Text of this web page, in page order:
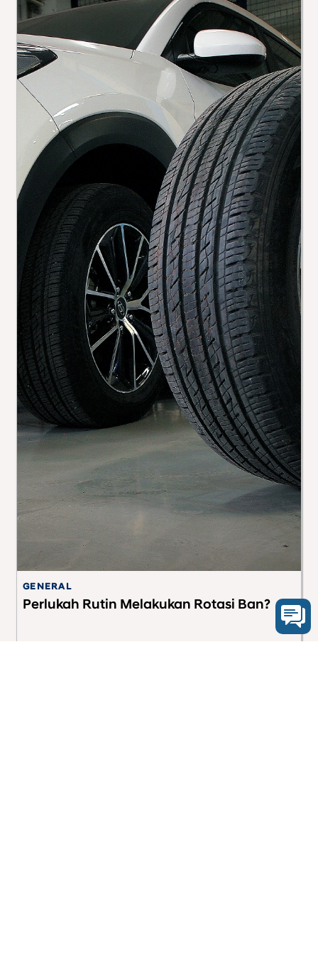
GENERAL
Perlukah Rutin Melakukan Rotasi Ban?